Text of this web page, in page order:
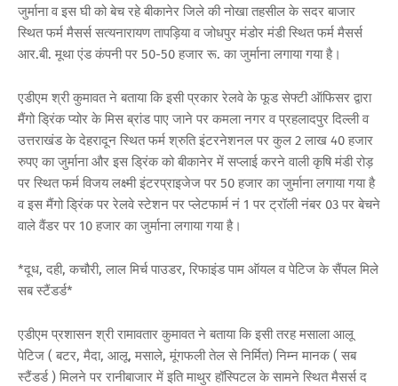
जुर्माना व इस घी को बेच रहे बीकानेर जिले की नोखा तहसील के सदर बाजार
स्थित फर्म मैसर्स सत्यनारायण तापड़िया व जोधपुर मंडोर मंडी स्थित फर्म मैसर्स
आर.बी. मूथा एंड कंपनी पर 50-50 हजार रू. का जुर्माना लगाया गया है।
एडीएम श्री कुमावत ने बताया कि इसी प्रकार रेलवे के फूड सेफ्टी ऑफिसर द्वारा
मैंगो ड्रिंक प्योर के मिस ब्रांड पाए जाने पर कमला नगर व प्रहलादपुर दिल्ली व
उत्तराखंड के देहरादून स्थित फर्म श्रुति इंटरनेशनल पर कुल 2 लाख 40 हजार
रुपए का जुर्माना और इस ड्रिंक को बीकानेर में सप्लाई करने वाली कृषि मंडी रोड़
पर स्थित फर्म विजय लक्ष्मी इंटरप्राइजेज पर 50 हजार का जुर्माना लगाया गया है
व इस मैंगो ड्रिंक पर रेलवे स्टेशन पर प्लेटफार्म नं 1 पर ट्रॉली नंबर 03 पर बेचने
वाले वैंडर पर 10 हजार का जुर्माना लगाया गया है।
*दूध, दही, कचौरी, लाल मिर्च पाउडर, रिफाइंड पाम ऑयल व पेटिज के सैंपल मिले
सब स्टैंडर्ड*
एडीएम प्रशासन श्री रामावतार कुमावत ने बताया कि इसी तरह मसाला आलू
पेटिज ( बटर, मैदा, आलू, मसाले, मूंगफली तेल से निर्मित) निम्न मानक ( सब
स्टैंडर्ड ) मिलने पर रानीबाजार में इति माथुर हॉस्पिटल के सामने स्थित मैसर्स द